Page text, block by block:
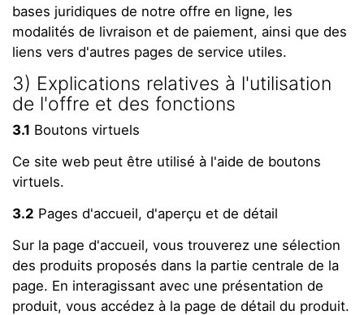
bases juridiques de notre offre en ligne, les
modalités de livraison et de paiement, ainsi que des
liens vers d'autres pages de service utiles.
3) Explications relatives à l'utilisation
de l'offre et des fonctions
3.1 Boutons virtuels
Ce site web peut être utilisé à l'aide de boutons
virtuels.
3.2 Pages d'accueil, d'aperçu et de détail
Sur la page d'accueil, vous trouverez une sélection
des produits proposés dans la partie centrale de la
page. En interagissant avec une présentation de
produit, vous accédez à la page de détail du produit.